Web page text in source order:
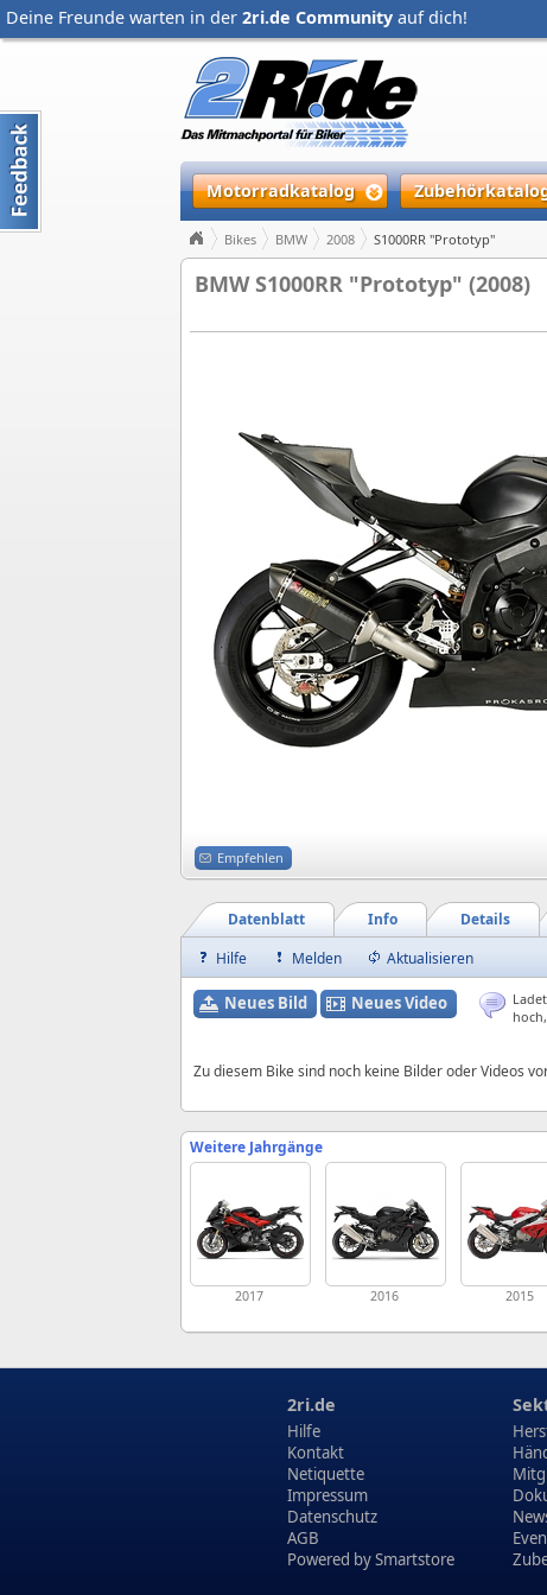
Deine Freunde warten in der 2ri.de Community auf dich!
Motorradkatalog
Bikes BMW 2008 S1000RR "Prototyp"
BMW S1000RR "Prototyp" (2008)
Empfehlen
Details
Info
Datenblatt
Hilfe
Melden Aktualisieren
Neues Bild Neues Video
Zu diesem Bike sind noch keine Bilder oder Videos
Weitere Jahrgänge
2017 2016 2015
2ri.de
Hilfe
Kontakt
Netiquette
Impressum
Datenschutz
AGB
Powered bySmartstore